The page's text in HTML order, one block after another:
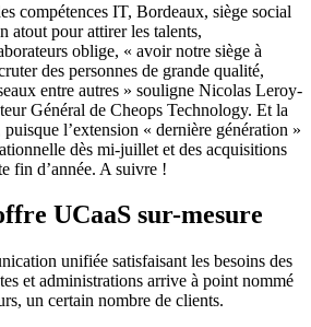
compétences IT, Bordeaux, siège social
atout pour attirer les talents,
oblige, « avoir notre siège à
des personnes de grande qualité,
entre autres » souligne Nicolas Leroy-
Général de Cheops Technology. Et la
puisque l’extension « dernière génération »
dès mi-juillet et des acquisitions
fin d’année. A suivre !
UCaaS sur-mesure
unifiée satisfaisant les besoins des
et administrations arrive à point nommé
un certain nombre de clients.